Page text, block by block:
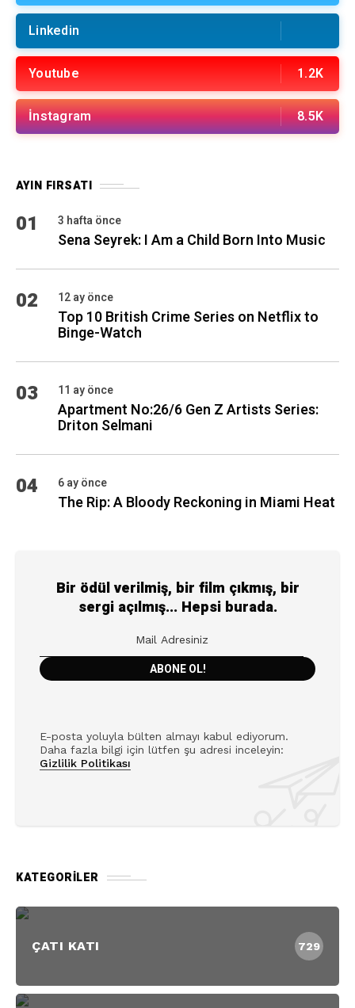
Linkedin
Youtube 1.2K
İnstagram 8.5K
AYIN FIRSATI
01 3 hafta önce
Sena Seyrek: I Am a Child Born Into Music
02 12 ay önce
Top 10 British Crime Series on Netflix to
Binge-Watch
03 11 ay önce
Apartment No:26/6 Gen Z Artists Series:
Driton Selmani
04 6 ay önce
The Rip: A Bloody Reckoning in Miami Heat
Bir ödül verilmiş, bir film çıkmış, bir
sergi açılmış... Hepsi burada.
E-posta yoluyla bülten almayı kabul ediyorum.
Daha fazla bilgi için lütfen şu adresi inceleyin:
Gizlilik Politikası
KATEGORILER
ÇATI KATI 729